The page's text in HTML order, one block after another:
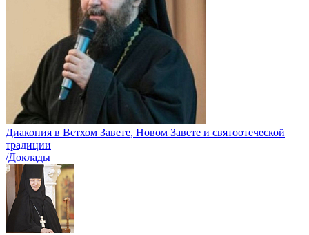
Диакония в Ветхом Завете, Новом Завете и святоотеческой
традиции
/Доклады